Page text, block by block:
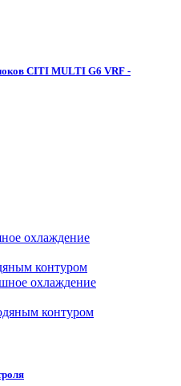
CITI MULTI G6 VRF -
охлаждение
контуром
охлаждение
контуром